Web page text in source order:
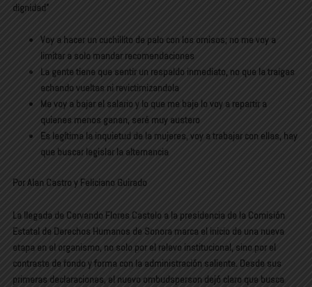
dignidad”
Voy a hacer un cuchillito de palo con los omisos; no me voy a
limitar a solo mandar recomendaciones
La gente tiene que sentir un respaldo inmediato, no que la traigas
echando vueltas ni revictimizandola
Me voy a bajar el salario y lo que me baje lo voy a repartir a
quienes menos ganan, seré muy austero
Es legítima la inquietud de la mujeres, voy a trabajar con ellas, hay
que buscar legislar la alternancia
Por Alan Castro y Feliciano Guirado
La llegada de Cervando Flores Castelo a la presidencia de la Comisión
Estatal de Derechos Humanos de Sonora marca el inicio de una nueva
etapa en el organismo, no solo por el relevo institucional, sino por el
contraste de fondo y forma con la administración saliente. Desde sus
primeras declaraciones, el nuevo ombudsperson dejó claro que busca